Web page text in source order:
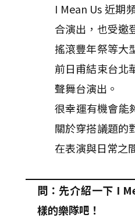
I Mean Us 近期
合演出，也受邀
搖滾豐年祭等大
前日甫結束台北
聲舞台演出。
很幸運有機會能
關於穿搭議題的
在表演與日常之
問：先介紹一下 I
樣的樂隊吧！